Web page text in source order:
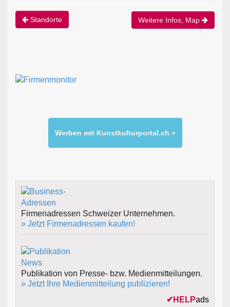
Standorte Weitere Infos, Map
Werben mit Kunstkulturportal.ch »
Firmenadressen Schweizer Unternehmen.
» Jetzt Firmenadressen kaufen!
Publikation von Presse- bzw. Medienmitteilungen.
» Jetzt Ihre Medienmitteilung publizieren!
✔ HELPads